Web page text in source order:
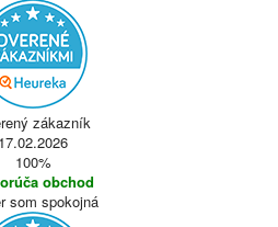
zákazník
17.02.2026
100%
obchod
som spokojná